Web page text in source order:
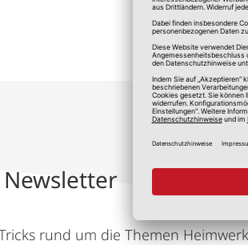
*Alle
Newsletter
rund um die Themen